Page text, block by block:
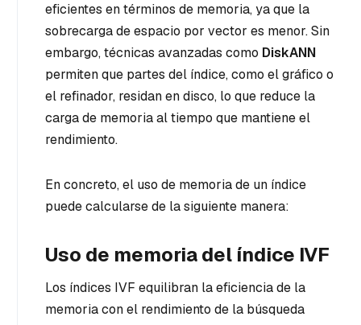
eficientes en términos de memoria, ya que la
sobrecarga de espacio por vector es menor. Sin
embargo, técnicas avanzadas como DiskANN
permiten que partes del índice, como el gráfico o
el refinador, residan en disco, lo que reduce la
carga de memoria al tiempo que mantiene el
rendimiento.
En concreto, el uso de memoria de un índice
puede calcularse de la siguiente manera:
Uso de memoria del índice IVF
Los índices IVF equilibran la eficiencia de la
memoria con el rendimiento de la búsqueda